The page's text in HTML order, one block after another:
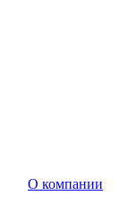
О компании